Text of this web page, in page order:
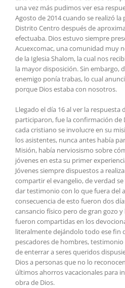
una vez más pudimos ver esa
Agosto de 2014 cuando se realizó
Distrito Centro después de
efectuaba. Dios estuvo siempre
Acuexcomac, una comunidad muy
de la Iglesia Shalom, la cual nos
la mayor disposición. Sin embargo,
enemigo ponía trabas, lo cual
porque Dios estaba con nosotros.
Llegado el día 16 al ver la respuesta
participaron, fue la confirmación de
cada cristiano se involucre en su
los asistentes, nunca antes había
Misión, había nerviosismo sobre
jóvenes en esta su primer
Jóvenes siempre dispuestos a
compartir el evangelio, de verdad
dar testimonio con lo que fuera del
consecuencia de esto fueron dos
cansancio físico pero de gran gozo
fueron compartidas en los
literalmente dejándolo todo ese fin
pescadores de hombres,
de enterrar a seres queridos
Dios a personas que no lo
últimos ahorros vacacionales para
obra de Dios.